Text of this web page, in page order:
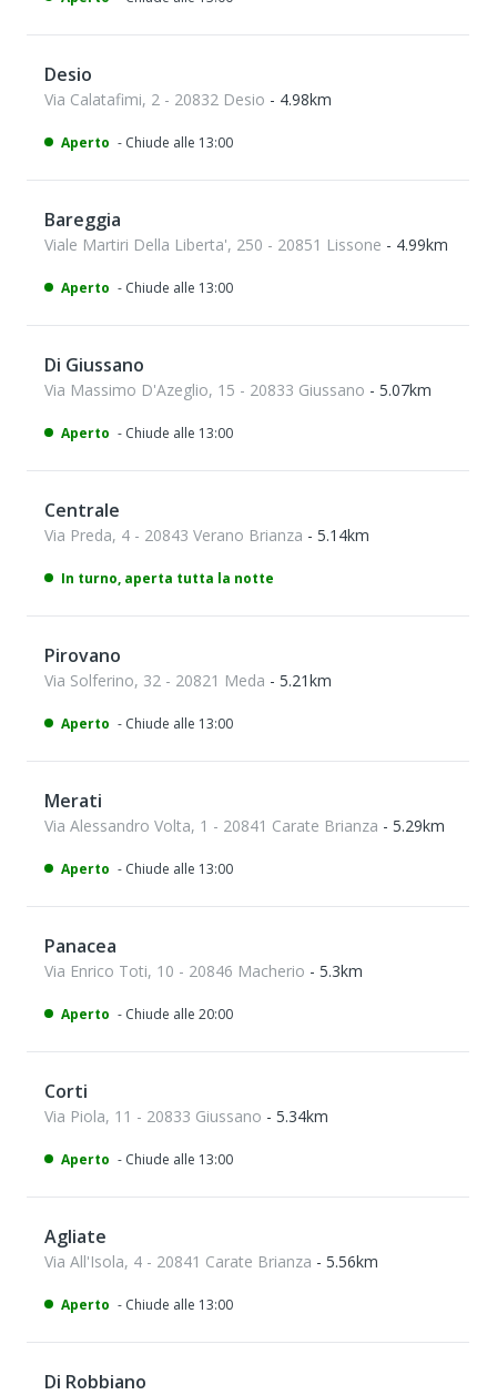
Desio
Via Calatafimi, 2 - 20832 Desio - 4.98km
Aperto - Chiude alle 13:00
Bareggia
Viale Martiri Della Liberta', 250 - 20851 Lissone - 4.99km
Aperto - Chiude alle 13:00
Di Giussano
Via Massimo D'Azeglio, 15 - 20833 Giussano - 5.07km
Aperto - Chiude alle 13:00
Centrale
Via Preda, 4 - 20843 Verano Brianza - 5.14km
In turno, aperta tutta la notte
Pirovano
Via Solferino, 32 - 20821 Meda - 5.21km
Aperto - Chiude alle 13:00
Merati
Via Alessandro Volta, 1 - 20841 Carate Brianza - 5.29km
Aperto - Chiude alle 13:00
Panacea
Via Enrico Toti, 10 - 20846 Macherio - 5.3km
Aperto - Chiude alle 20:00
Corti
Via Piola, 11 - 20833 Giussano - 5.34km
Aperto - Chiude alle 13:00
Agliate
Via All'Isola, 4 - 20841 Carate Brianza - 5.56km
Aperto - Chiude alle 13:00
Di Robbiano